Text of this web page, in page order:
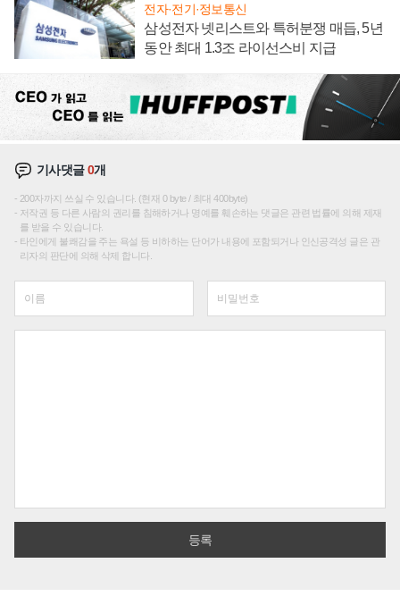
전자·전기·정보통신
삼성전자 넷리스트와 특허분쟁 매듭, 5년
동안 최대 1.3조 라이선스비 지급
기사댓글0개
200자까지 쓰실 수 있습니다. (현재 0 byte / 최대 400byte)
저작권 등 다른 사람의 권리를 침해하거나 명예를 훼손하는 댓글은 관련 법률에 의해 제재
를 받을 수 있습니다.
타인에게 불쾌감을 주는 욕설 등 비하하는 단어가 내용에 포함되거나 인신공격성 글은 관
리자의 판단에 의해 삭제 합니다.